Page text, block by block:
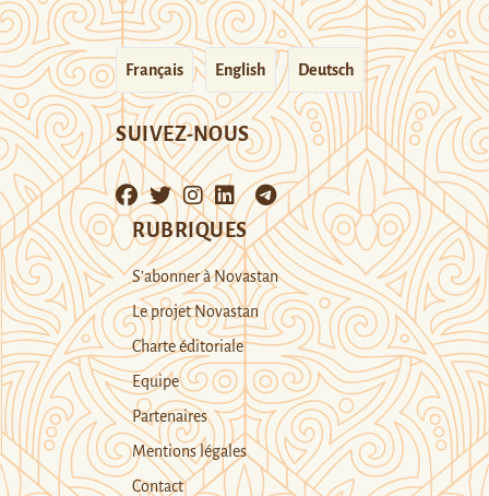
Français English Deutsch
SUIVEZ-NOUS
RUBRIQUES
S’abonner à Novastan
Le projet Novastan
Charte éditoriale
Equipe
Partenaires
Mentions légales
Contact